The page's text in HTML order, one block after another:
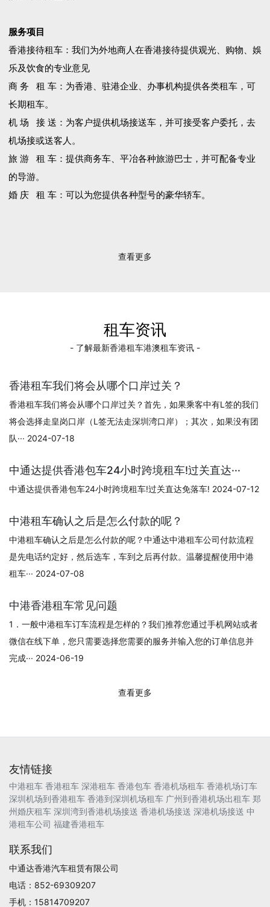
服务项目
香港接待租车：我们为外地商人在香港接待提供观光、购物、娛
乐及饮食的专业意见
商 务 租 车：为香港、驻港企业、办事机构提供各类租车，可
长期租车。
机 场 接 送：为客户提供机场接送车，并可接受客户委托，去
机场接或送客人。
旅 游 租 车：提供商务车、平冶各种旅游巴士，并可配备专业
的导游。
婚 庆 租 车：可以为您提供各种型号的豪华轿车。
查看更多
租车资讯
- 了解最新香港租车港澳租车资讯 -
香港租车我们将会从哪个口岸过关？
香港租车我们将会从哪个口岸过关？首先，如果乘客中有L签的我们
将会选择走皇岗口岸（L签无法走深圳湾口岸）；其次，如果没有团
队··· 2024-07-18
中通达提供香港包车24小时跨境租车!过关直达···
中通达提供香港包车24小时跨境租车!过关直达免落车! 2024-07-12
中港租车确认之后是怎么付款的呢？
中港租车确认之后是怎么付款的呢？中通达中港租车公司付款流程
是先电话约定好，然后选车，车到之后再付款。温馨提醒使用中港
租车··· 2024-07-08
中港香港租车常见问题
1．一般中港租车订车流程是怎样的？我们推荐您通过手机网站或者
微信在线下单，您只需要选择您需要的服务并输入您的订单信息并
完成··· 2024-06-19
查看更多
友情链接
中港租车 香港租车 深港租车 香港包车 香港机场租车 香港机场订车
深圳机场到香港租车 香港到深圳机场租车 广州到香港机场出租车 郑
州婚庆租车 深圳湾到香港机场接送 香港机场接送 深港机场接送 中
港租车公司 福建香港租车
联系我们
中通达香港汽车租赁有限公司
电话：852-69309207
手机：15814709207